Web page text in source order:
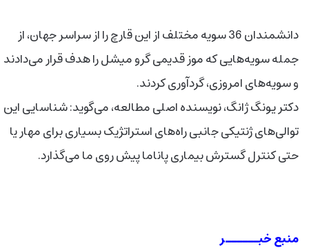
دانشمندان 36 سویه مختلف از این قارچ را از سراسر جهان، از
جمله سویه‌هایی که موز قدیمی گرو میشل را هدف قرار می‌دادند
و سویه‌های امروزی، گردآوری کردند.
دکتر یونگ ژانگ، نویسنده اصلی مطالعه، می‌گوید: شناسایی این
توالی‌های ژنتیکی جانبی راه‌های استراتژیک بسیاری برای مهار یا
حتی کنترل گسترش بیماری پاناما پیش روی ما می‌گذارد.
منبع خبــــــر